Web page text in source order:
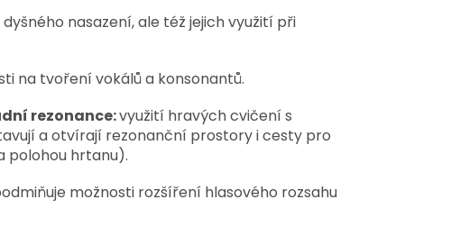
nasazení, ale též jejich využití při
na tvoření vokálů a konsonantů.
rezonance:využití hravých cvičení s
a otvírají rezonanční prostory i cesty pro
polohou hrtanu).
možnosti rozšíření hlasového rozsahu